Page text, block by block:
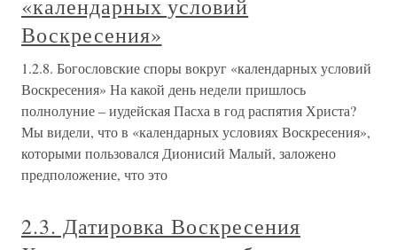
«календарных условий
Воскресения»
1.2.8. Богословские споры вокруг «календарных условий
Воскресения» На какой день недели пришлось
полнолуние – иудейская Пасха в год распятия Христа?
Мы видели, что в «календарных условиях Воскресения»,
которыми пользовался Дионисий Малый, заложено
предположение, что это
2.3. Датировка Воскресения